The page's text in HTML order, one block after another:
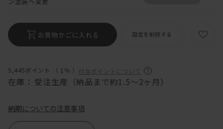
5,445ポイント （ 1％ ） 付与ポイントについて
在庫： 受注生産（納品まで約1.5～2ヶ月）
お買物かごに入れる 設定を削除する
納期についての注意事項